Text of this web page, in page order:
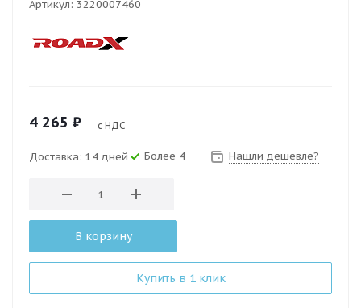
Артикул: 3220007460
4 265 ₽ с НДС
Доставка: 14 дней Более 4 Нашли дешевле?
В корзину
Купить в 1 клик